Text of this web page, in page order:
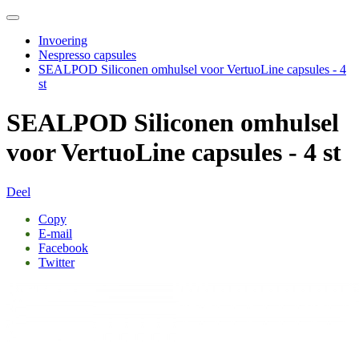
Invoering
Nespresso capsules
SEALPOD Siliconen omhulsel voor VertuoLine capsules - 4
st
SEALPOD Siliconen omhulsel
voor VertuoLine capsules - 4 st
Deel
Copy
E-mail
Facebook
Twitter